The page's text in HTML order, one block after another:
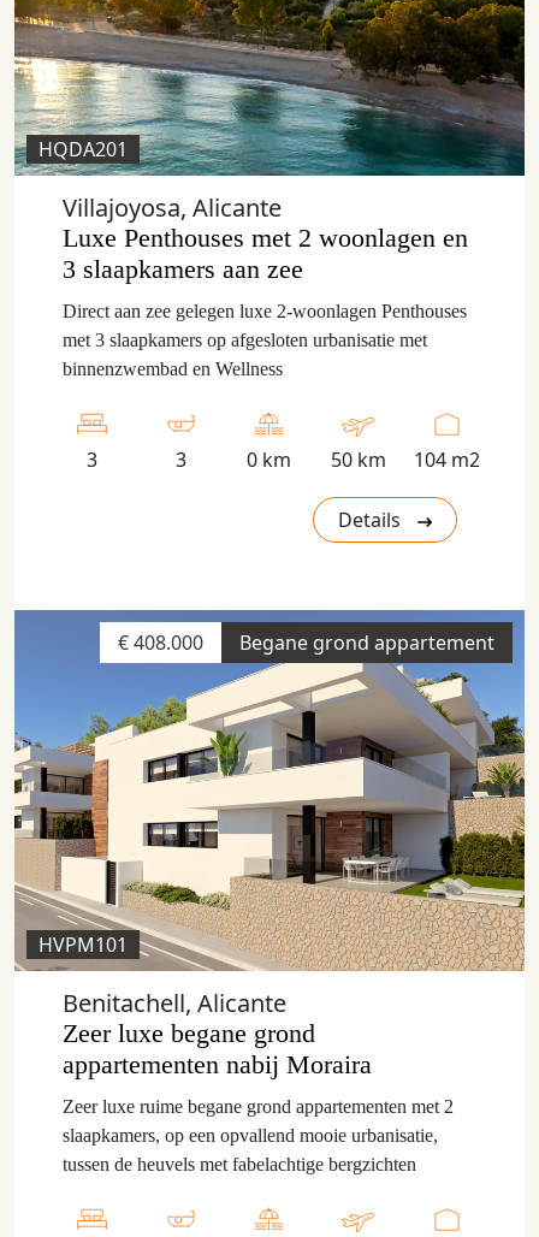
HQDA201
Villajoyosa, Alicante
Luxe Penthouses met 2 woonlagen en
3 slaapkamers aan zee
Direct aan zee gelegen luxe 2-woonlagen Penthouses
met 3 slaapkamers op afgesloten urbanisatie met
binnenzwembad en Wellness
3 3 0 km 50 km 104 m2
Details
Begane grond appartement
€ 408.000
HVPM101
Benitachell, Alicante
Zeer luxe begane grond
appartementen nabij Moraira
Zeer luxe ruime begane grond appartementen met 2
slaapkamers, op een opvallend mooie urbanisatie,
tussen de heuvels met fabelachtige bergzichten